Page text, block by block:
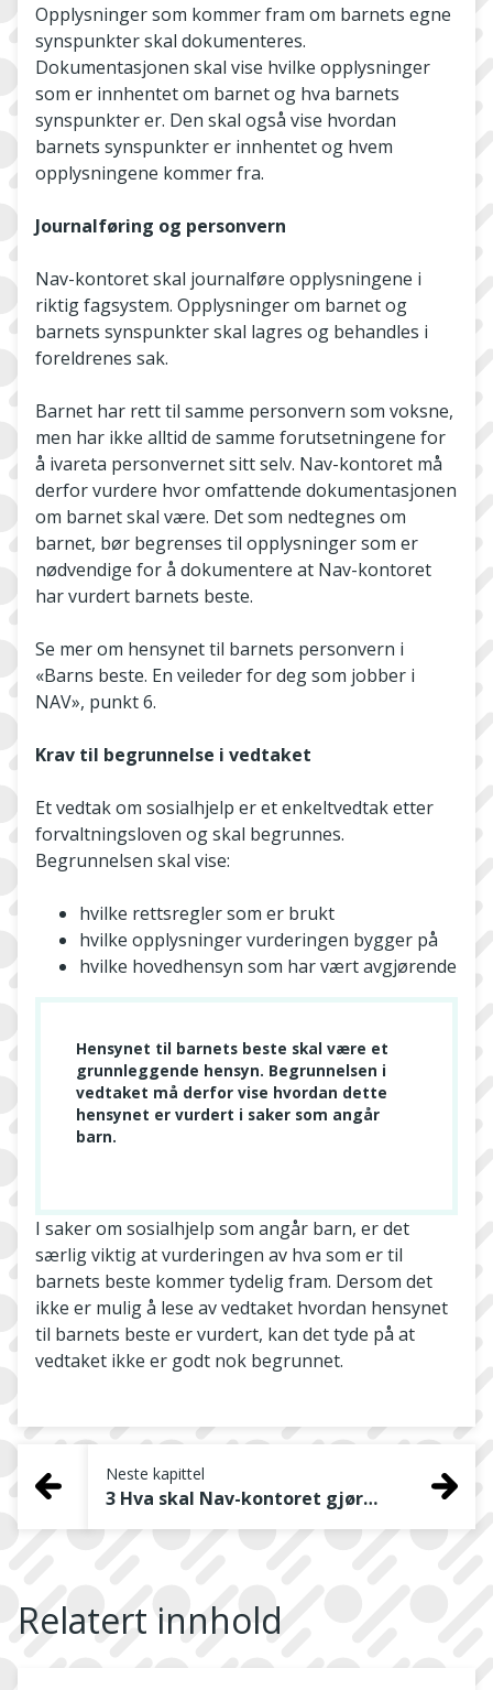
Opplysninger som kommer fram om barnets egne
synspunkter skal dokumenteres.
Dokumentasjonen skal vise hvilke opplysninger
som er innhentet om barnet og hva barnets
synspunkter er. Den skal også vise hvordan
barnets synspunkter er innhentet og hvem
opplysningene kommer fra.
Journalføring og personvern
Nav-kontoret skal journalføre opplysningene i
riktig fagsystem. Opplysninger om barnet og
barnets synspunkter skal lagres og behandles i
foreldrenes sak.
Barnet har rett til samme personvern som voksne,
men har ikke alltid de samme forutsetningene for
å ivareta personvernet sitt selv. Nav-kontoret må
derfor vurdere hvor omfattende dokumentasjonen
om barnet skal være. Det som nedtegnes om
barnet, bør begrenses til opplysninger som er
nødvendige for å dokumentere at Nav-kontoret
har vurdert barnets beste.
Se mer om hensynet til barnets personvern i
«Barns beste. En veileder for deg som jobber i
NAV», punkt 6.
Krav til begrunnelse i vedtaket
Et vedtak om sosialhjelp er et enkeltvedtak etter
forvaltningsloven og skal begrunnes.
Begrunnelsen skal vise:
hvilke rettsregler som er brukt
hvilke opplysninger vurderingen bygger på
hvilke hovedhensyn som har vært avgjørende
Hensynet til barnets beste skal være et
grunnleggende hensyn. Begrunnelsen i
vedtaket må derfor vise hvordan dette
hensynet er vurdert i saker som angår
barn.
I saker om sosialhjelp som angår barn, er det
særlig viktig at vurderingen av hva som er til
barnets beste kommer tydelig fram. Dersom det
ikke er mulig å lese av vedtaket hvordan hensynet
til barnets beste er vurdert, kan det tyde på at
vedtaket ikke er godt nok begrunnet.
Neste kapittel
3 Hva skal Nav-kontoret gjøre i denne gjennomgangen?
Relatert innhold